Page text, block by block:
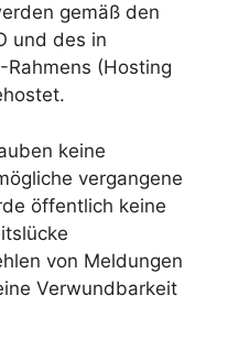
gemäß den
und des in
Rahmens (Hosting
keine
vergangene
öffentlich keine
von Meldungen
Verwundbarkeit